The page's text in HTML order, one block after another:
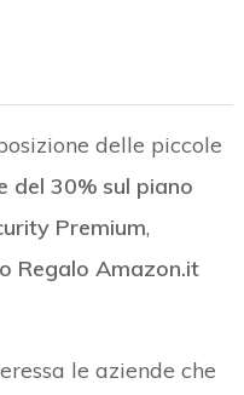
delle piccole
del 30% sul piano
Premium,
Regalo Amazon.it
le aziende che